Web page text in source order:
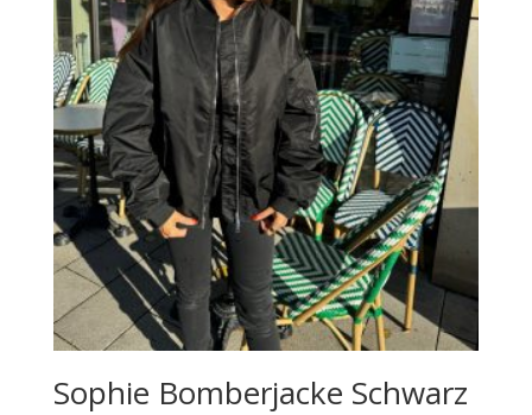
Sophie Bomberjacke Schwarz